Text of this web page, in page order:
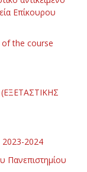
Επίκουρου
the course
2024
Πανεπιστημίου